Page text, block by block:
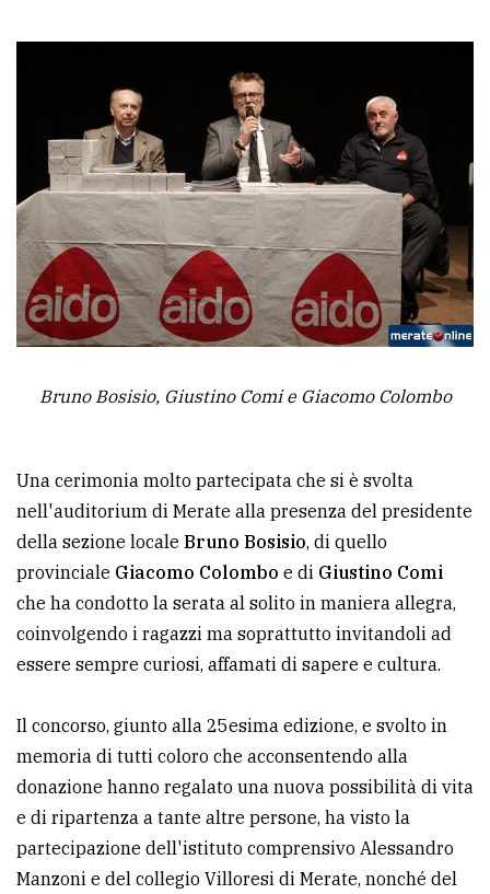
ALTRE
TESTATE
Cookie
policy
Bruno Bosisio, Giustino Comi e Giacomo Colombo
Una cerimonia molto partecipata che si è svolta
nell'auditorium di Merate alla presenza del presidente
della sezione locale Bruno Bosisio, di quello
provinciale Giacomo Colombo e di Giustino Comi
che ha condotto la serata al solito in maniera allegra,
coinvolgendo i ragazzi ma soprattutto invitandoli ad
essere sempre curiosi, affamati di sapere e cultura.
Il concorso, giunto alla 25esima edizione, e svolto in
memoria di tutti coloro che acconsentendo alla
donazione hanno regalato una nuova possibilità di vita
e di ripartenza a tante altre persone, ha visto la
partecipazione dell'istituto comprensivo Alessandro
Manzoni e del collegio Villoresi di Merate, nonché del